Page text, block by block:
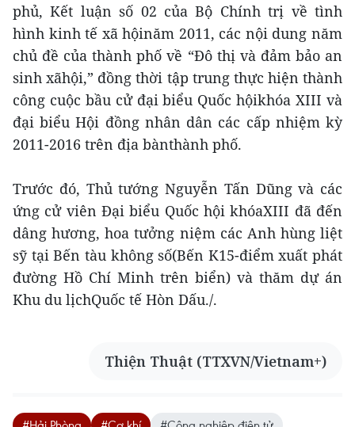
phủ, Kết luận số 02 của Bộ Chính trị về tình
hình kinh tế xã hộinăm 2011, các nội dung năm
chủ đề của thành phố về “Đô thị và đảm bảo an
sinh xãhội,” đồng thời tập trung thực hiện thành
công cuộc bầu cử đại biểu Quốc hộikhóa XIII và
đại biểu Hội đồng nhân dân các cấp nhiệm kỳ
2011-2016 trên địa bànthành phố.
Trước đó, Thủ tướng Nguyễn Tấn Dũng và các
ứng cử viên Đại biểu Quốc hội khóaXIII đã đến
dâng hương, hoa tưởng niệm các Anh hùng liệt
sỹ tại Bến tàu không số(Bến K15-điểm xuất phát
đường Hồ Chí Minh trên biển) và thăm dự án
Khu du lịchQuốc tế Hòn Dấu./.
Thiện Thuật (TTXVN/Vietnam+)